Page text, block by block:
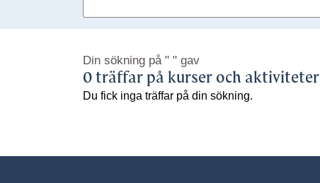
Din sökning på " " gav
0 träffar på kurser och aktiviteter
Du fick inga träffar på din sökning.